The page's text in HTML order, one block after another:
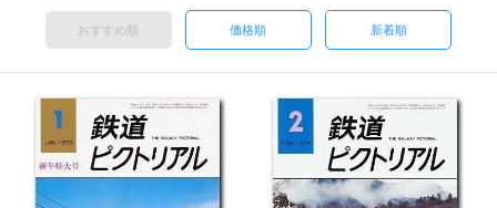
おすすめ順 価格順 新着順